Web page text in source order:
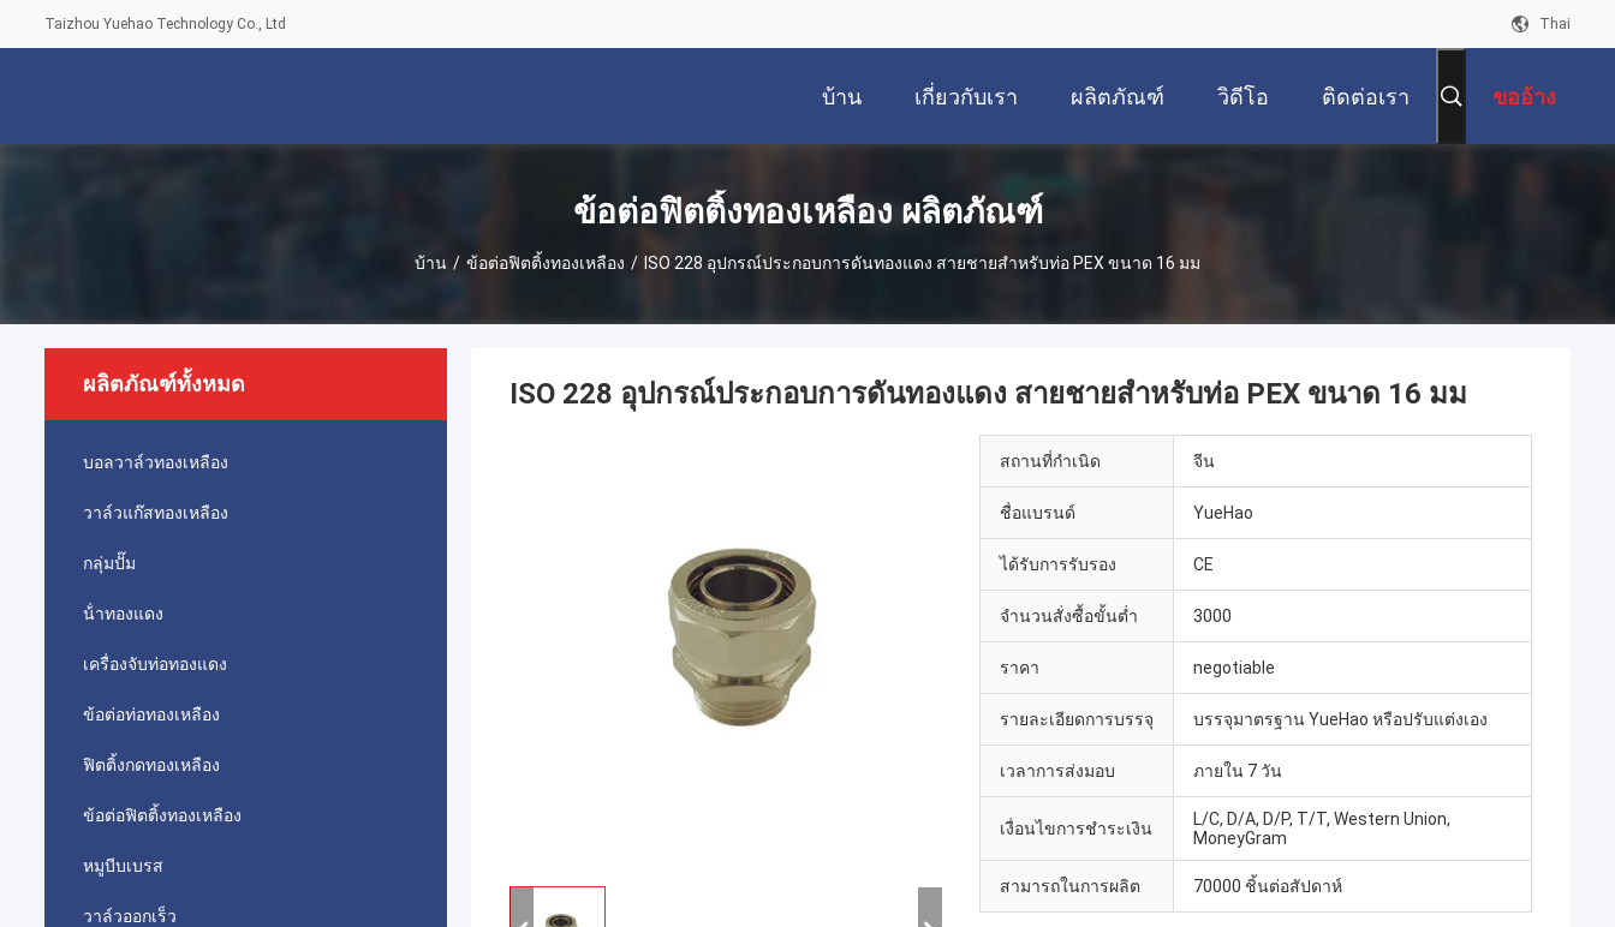
Taizhou Yuehao Technology Co., Ltd Thai
บ้าน เกี่ยวกับเรา ผลิตภัณฑ์ วิดีโอ ติดต่อเรา ขออ้าง
ข้อต่อฟิตติ้งทองเหลือง ผลิตภัณฑ์
บ้าน / ข้อต่อฟิตติ้งทองเหลือง / ISO 228 อุปกรณ์ประกอบการดันทองแดง สายชายสําหรับท่อ PEX ขนาด 16 มม
ผลิตภัณฑ์ทั้งหมด
บอลวาล์วทองเหลือง
วาล์วแก๊สทองเหลือง
กลุ่มปั๊ม
น้ําทองแดง
เครื่องจับท่อทองแดง
ข้อต่อท่อทองเหลือง
ฟิตติ้งกดทองเหลือง
ข้อต่อฟิตติ้งทองเหลือง
หมูบีบเบรส
วาล์วออกเร็ว
ISO 228 อุปกรณ์ประกอบการดันทองแดง สายชายสําหรับท่อ PEX ขนาด 16 มม
สถานที่กำเนิด จีน
ชื่อแบรนด์ YueHao
ได้รับการรับรอง CE
จำนวนสั่งซื้อขั้นต่ำ 3000
ราคา negotiable
รายละเอียดการบรรจุ บรรจุมาตรฐาน YueHao หรือปรับแต่งเอง
เวลาการส่งมอบ ภายใน 7 วัน
เงื่อนไขการชำระเงิน
L/C, D/A, D/P, T/T, Western Union,
MoneyGram
สามารถในการผลิต 70000 ชิ้นต่อสัปดาห์